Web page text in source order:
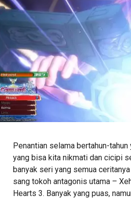
Penantian selama bertahun-
yang bisa kita nikmati dan cicipi
banyak seri yang semua
sang tokoh antagonis utama –
Hearts 3. Banyak yang puas,